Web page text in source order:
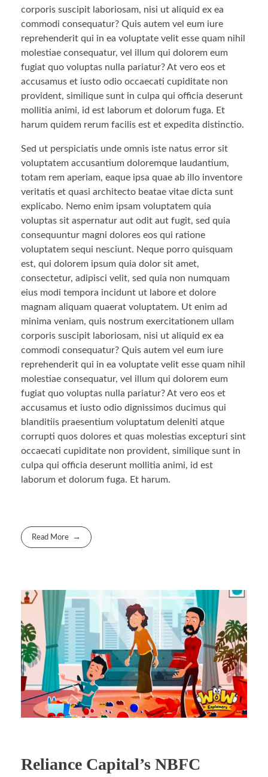
corporis suscipit laboriosam, nisi ut aliquid ex ea
commodi consequatur? Quis autem vel eum iure
reprehenderit qui in ea voluptate velit esse quam nihil
molestiae consequatur, vel illum qui dolorem eum
fugiat quo voluptas nulla pariatur? At vero eos et
accusamus et iusto odio occaecati cupiditate non
provident, similique sunt in culpa qui officia deserunt
mollitia animi, id est laborum et dolorum fuga. Et
harum quidem rerum facilis est et expedita distinctio.
Sed ut perspiciatis unde omnis iste natus error sit
voluptatem accusantium doloremque laudantium,
totam rem aperiam, eaque ipsa quae ab illo inventore
veritatis et quasi architecto beatae vitae dicta sunt
explicabo. Nemo enim ipsam voluptatem quia
voluptas sit aspernatur aut odit aut fugit, sed quia
consequuntur magni dolores eos qui ratione
voluptatem sequi nesciunt. Neque porro quisquam
est, qui dolorem ipsum quia dolor sit amet,
consectetur, adipisci velit, sed quia non numquam
eius modi tempora incidunt ut labore et dolore
magnam aliquam quaerat voluptatem. Ut enim ad
minima veniam, quis nostrum exercitationem ullam
corporis suscipit laboriosam, nisi ut aliquid ex ea
commodi consequatur? Quis autem vel eum iure
reprehenderit qui in ea voluptate velit esse quam nihil
molestiae consequatur, vel illum qui dolorem eum
fugiat quo voluptas nulla pariatur? At vero eos et
accusamus et iusto odio dignissimos ducimus qui
blanditiis praesentium voluptatum deleniti atque
corrupti quos dolores et quas molestias excepturi sint
occaecati cupiditate non provident, similique sunt in
culpa qui officia deserunt mollitia animi, id est
laborum et dolorum fuga. Et harum.
Read More
Reliance Capital’s NBFC